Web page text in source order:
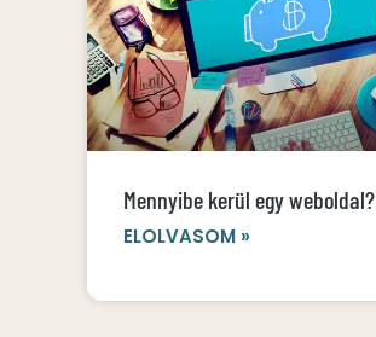
Mennyibe kerül egy weboldal?
ELOLVASOM »